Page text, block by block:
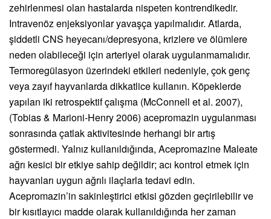
zehirlenmesi olan hastalarda nispeten kontrendikedir.
Intravenöz enjeksiyonlar yavaşça yapılmalıdır. Atlarda,
şiddetli CNS heyecanı/depresyona, krizlere ve ölümlere
neden olabileceği için arteriyel olarak uygulanmamalıdır.
Termoregülasyon üzerindeki etkileri nedeniyle, çok genç
veya zayıf hayvanlarda dikkatlice kullanın. Köpeklerde
yapılan iki retrospektif çalışma (McConnell et al. 2007),
(Tobias & Marioni-Henry 2006) acepromazin uygulanması
sonrasında çatlak aktivitesinde herhangi bir artış
göstermedi. Yalnız kullanıldığında, Acepromazine Maleate
ağrı kesici bir etkiye sahip değildir; acı kontrol etmek için
hayvanları uygun ağrılı ilaçlarla tedavi edin.
Acepromazin’in sakinleştirici etkisi gözden geçirilebilir ve
bir kısıtlayıcı madde olarak kullanıldığında her zaman